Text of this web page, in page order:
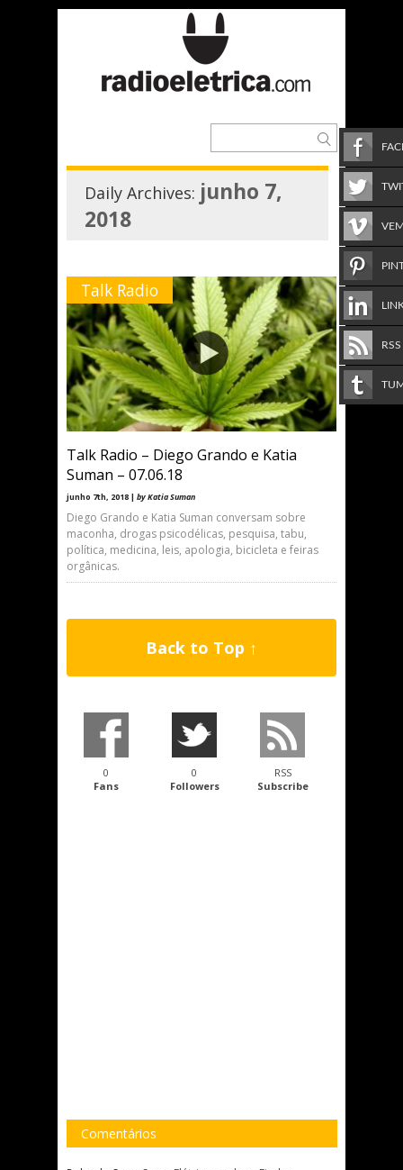
Daily Archives: junho 7,
2018
Talk Radio
Talk Radio – Diego Grando e Katia
Suman – 07.06.18
junho 7th, 2018 | by Katia Suman
Diego Grando e Katia Suman conversam sobre
maconha, drogas psicodélicas, pesquisa, tabu,
política, medicina, leis, apologia, bicicleta e feiras
orgânicas.
Back to Top ↑
0
Fans
0
Followers
RSS
Subscribe
Comentários
RSS